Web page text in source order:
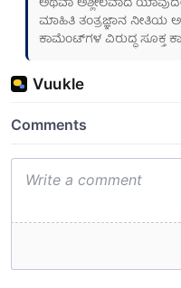
ಅಥವಾ ಅಶ್ಲೀಲವಾದ
ಮಾಹಿತಿ ತಂತ್ರಜ್ಞಾನ ನೀತಿಯ
ಕಾಮೆಂಟ್‌ಗಳ ವಿರುದ್ಧ ಸೂಕ್ತ